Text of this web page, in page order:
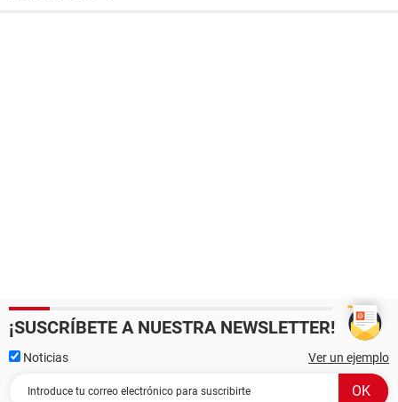
¡SUSCRÍBETE A NUESTRA NEWSLETTER!
Noticias Ver un ejemplo